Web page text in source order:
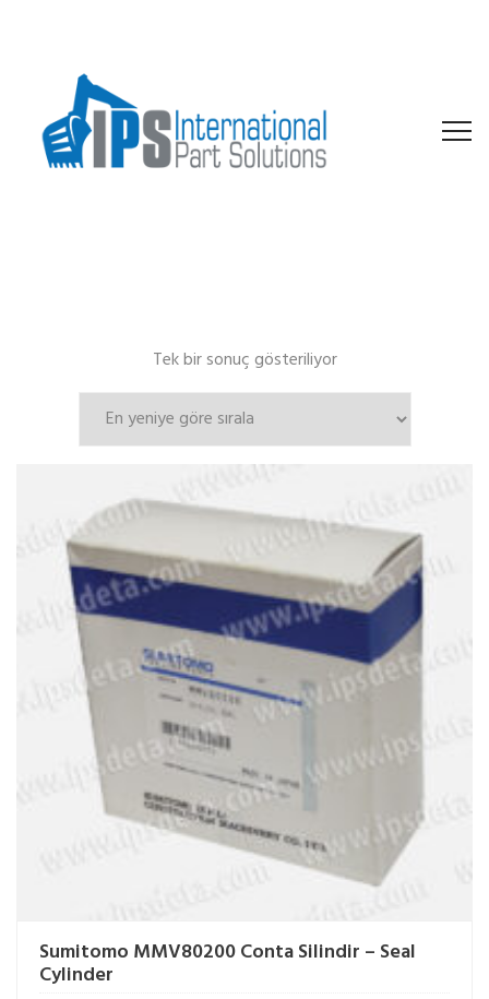
Tek bir sonuç gösteriliyor
Sumitomo MMV80200 Conta Silindir – Seal
Cylinder